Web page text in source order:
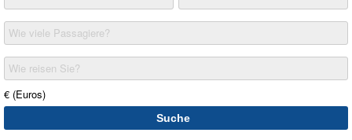
Wie viele Passagiere?
Wie reisen Sie?
€ (Euros)
Suche